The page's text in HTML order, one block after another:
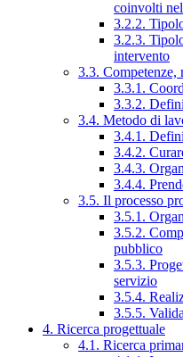
coinvolti
3.2.2.
3.2.3.
intervento
3.3.
3.3.1.
3.3.2.
3.4. Metodo di
3.4.1.
3.4.2.
3.4.3.
3.4.4.
3.5. Il processo
3.5.1.
3.5.2.
pubblico
3.5.3.
servizio
3.5.4.
3.5.5.
4. Ricerca progettuale
4.1. Ricerca